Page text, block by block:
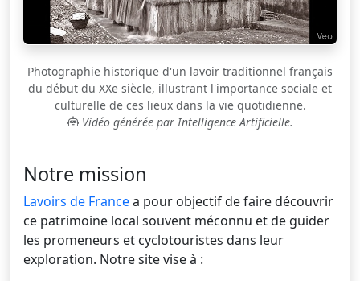
Photographie historique d'un lavoir traditionnel français
du début du XXe siècle, illustrant l'importance sociale et
culturelle de ces lieux dans la vie quotidienne.
Vidéo générée par Intelligence Artificielle.
Notre mission
Lavoirs de Francea pour objectif de faire découvrir
ce patrimoine local souvent méconnu et de guider
les promeneurs et cyclotouristes dans leur
exploration. Notre site vise à :